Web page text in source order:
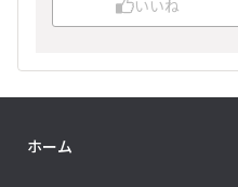
いいね
ホーム